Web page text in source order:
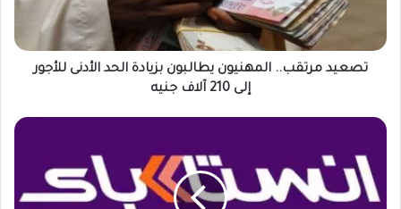
إلى
تصعيد مرتقب.. المهنيون يطالبون بزيادة الحد الأدنى للأجور
إلى 210 آلاف جنيه
رسوم
على
التحويلات
في